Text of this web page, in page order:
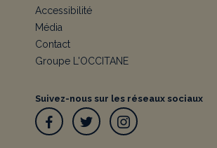
Accessibilité
Média
Contact
Groupe L'OCCITANE
Suivez-nous sur les réseaux sociaux